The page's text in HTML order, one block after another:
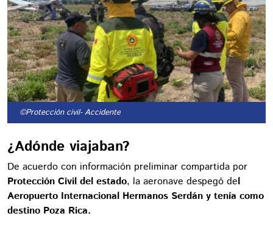
©Protección civil- Accidente
¿Adónde viajaban?
De acuerdo con información preliminar compartida por
Protección Civil del estado, la aeronave despegó del
Aeropuerto Internacional Hermanos Serdán y tenía como
destino Poza Rica.